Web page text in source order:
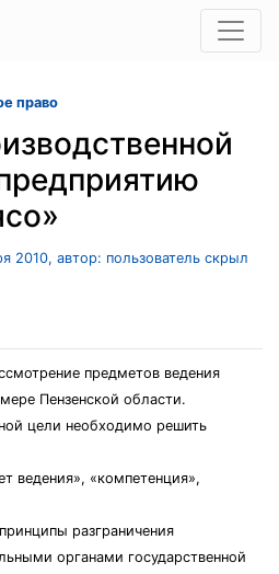
право
2010, автор: пользователь скрыл
предметов ведения
Пензенской области.
цели необходимо решить
ведения», «компетенция»,
разграничения
органами государственной